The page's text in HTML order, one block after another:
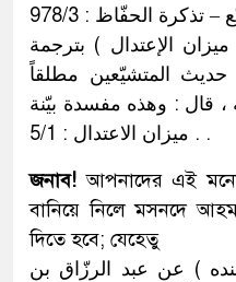
الإعتدال ) بترجمة
المتشيّعين مطلقاً
، قال : وهذه مفسدة بيّنة
. ‏ميزان الاعتدال : 5/1 .
জনাব! আপনাদের এই
বানিয়ে নিলে মসনদে
দিতে হবে; যেহেতু
) عن عبد الرزّاق بن